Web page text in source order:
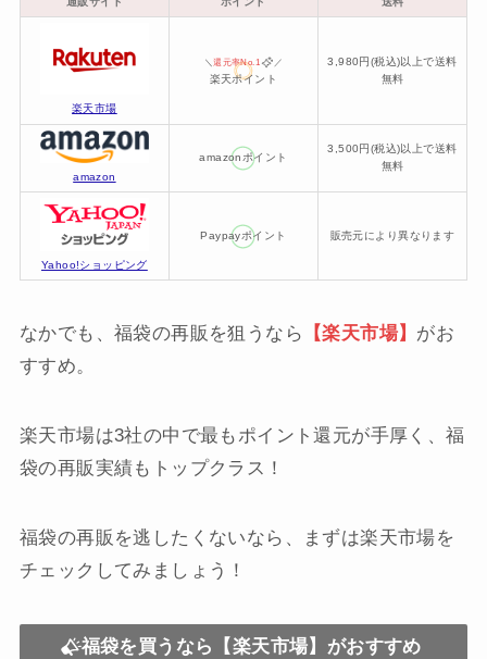
楽天市場
＼還元率No.1 ／
楽天ポイント
3,980円(税込)以上で送料
無料
amazon
amazonポイント
3,500円(税込)以上で送料
無料
Yahoo!ショッピング
Paypayポイント 販売元により異なります
なかでも、福袋の再販を狙うなら 【楽天市場】 がお
すすめ。
楽天市場は3社の中で最もポイント還元が手厚く、福
袋の再販実績もトップクラス！
福袋の再販を逃したくないなら、まずは楽天市場を
チェックしてみましょう！
福袋を買うなら【楽天市場】がおすすめ